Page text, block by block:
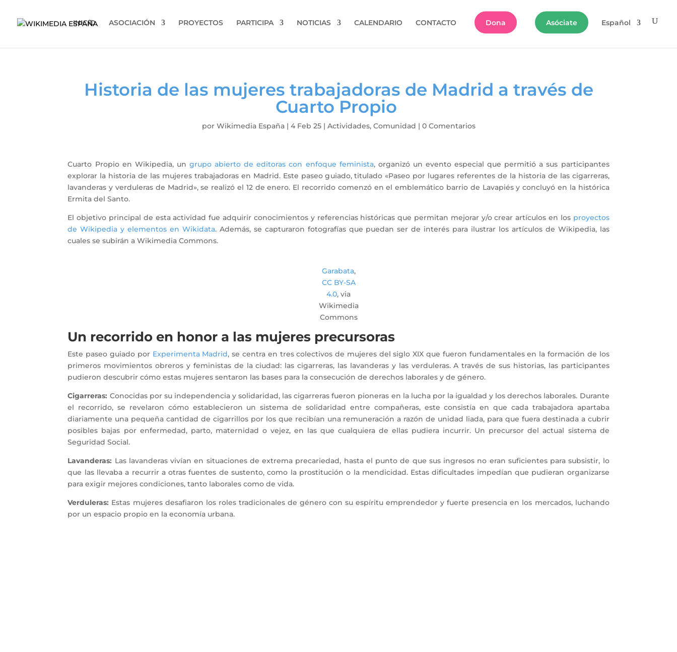
INICIO ASOCIACIÓN PROYECTOS PARTICIPA NOTICIAS CALENDARIO CONTACTO Dona Asóciate Español
Historia de las mujeres trabajadoras de Madrid a través de
Cuarto Propio
por Wikimedia España| 4 Feb 25| Actividades, Comunidad | 0 Comentarios
Cuarto Propio en Wikipedia, un grupo abierto de editoras con enfoque feminista, organizó un evento especial que permitió a sus participantes
explorar la historia de las mujeres trabajadoras en Madrid. Este paseo guiado, titulado «Paseo por lugares referentes de la historia de las cigarreras,
lavanderas y verduleras de Madrid», se realizó el 12 de enero. El recorrido comenzó en el emblemático barrio de Lavapiés y concluyó en la histórica
Ermita del Santo.
El objetivo principal de esta actividad fue adquirir conocimientos y referencias históricas que permitan mejorar y/o crear artículos en los proyectos
de Wikipedia y elementos en Wikidata. Además, se capturaron fotografías que puedan ser de interés para ilustrar los artículos de Wikipedia, las
cuales se subirán a Wikimedia Commons.
Garabata,
CC BY-SA
4.0, via
Wikimedia
Commons
Un recorrido en honor a las mujeres precursoras
Este paseo guiado por Experimenta Madrid, se centra en tres colectivos de mujeres del siglo XIX que fueron fundamentales en la formación de los
primeros movimientos obreros y feministas de la ciudad: las cigarreras, las lavanderas y las verduleras. A través de sus historias, las participantes
pudieron descubrir cómo estas mujeres sentaron las bases para la consecución de derechos laborales y de género.
Cigarreras: Conocidas por su independencia y solidaridad, las cigarreras fueron pioneras en la lucha por la igualdad y los derechos laborales. Durante
el recorrido, se revelaron cómo establecieron un sistema de solidaridad entre compañeras, este consistía en que cada trabajadora apartaba
diariamente una pequeña cantidad de cigarrillos por los que recibían una remuneración a razón de unidad liada, para que fuera destinada a cubrir
posibles bajas por enfermedad, parto, maternidad o vejez, en las que cualquiera de ellas pudiera incurrir. Un precursor del actual sistema de
Seguridad Social.
Lavanderas: Las lavanderas vivían en situaciones de extrema precariedad, hasta el punto de que sus ingresos no eran suficientes para subsistir, lo
que las llevaba a recurrir a otras fuentes de sustento, como la prostitución o la mendicidad. Estas dificultades impedían que pudieran organizarse
para exigir mejores condiciones, tanto laborales como de vida.
Verduleras: Estas mujeres desafiaron los roles tradicionales de género con su espíritu emprendedor y fuerte presencia en los mercados, luchando
por un espacio propio en la economía urbana.